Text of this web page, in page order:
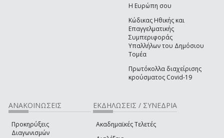
Η Ευρώπη σου
Κώδικας Ηθικής και
Επαγγελματικής
Συμπεριφοράς
Υπαλλήλων του Δημόσιου
Τομέα
Πρωτόκολλα διαχείρισης
κρούσματος Covid-19
ΑΝΑΚΟΙΝΩΣΕΙΣ
Προκηρύξεις
Διαγωνισμών
ΕΚΔΗΛΩΣΕΙΣ / ΣΥΝΕΔΡΙΑ
Ακαδημαϊκές Τελετές